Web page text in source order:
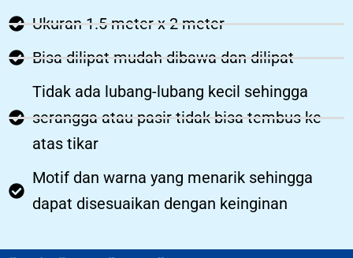
Ukuran 1.5 meter x 2 meter
Bisa dilipat mudah dibawa dan dilipat
Tidak ada lubang-lubang kecil sehingga
serangga atau pasir tidak bisa tembus ke
atas tikar
Motif dan warna yang menarik sehingga
dapat disesuaikan dengan keinginan